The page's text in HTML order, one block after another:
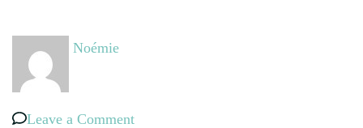
Noémie
Leave a Commenton